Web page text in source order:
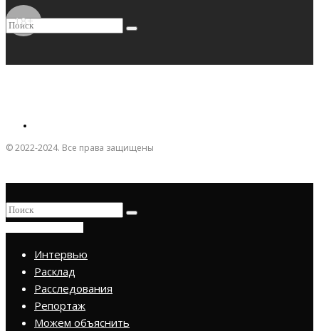
18+
© 2022-2024. Все права защищены
Интервью
Расклад
Расследования
Репортаж
Можем объяснить